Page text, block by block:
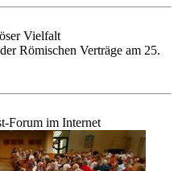
Vielfalt
Römischen Verträge am 25.
Forum im Internet